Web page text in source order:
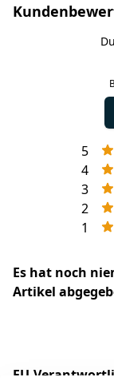
5
4
3
2
1
Es hat noch
Artikel
EU-